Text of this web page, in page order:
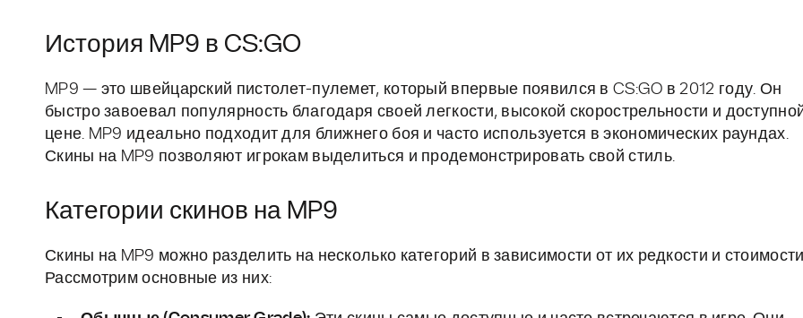
История MP9 в CS:GO
MP9 — это швейцарский пистолет-пулемет, который впервые появился в CS:GO в 2012 году. Он
быстро завоевал популярность благодаря своей легкости, высокой скорострельности и
цене. MP9 идеально подходит для ближнего боя и часто используется в экономических раундах.
Скины на MP9 позволяют игрокам выделиться и продемонстрировать свой стиль.
Категории скинов на MP9
Скины на MP9 можно разделить на несколько категорий в зависимости от их редкости и
Рассмотрим основные из них: